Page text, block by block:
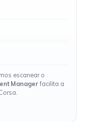
escanear o
Managerfacilita a